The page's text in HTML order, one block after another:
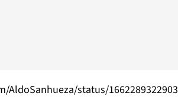
AldoSanhueza/status/